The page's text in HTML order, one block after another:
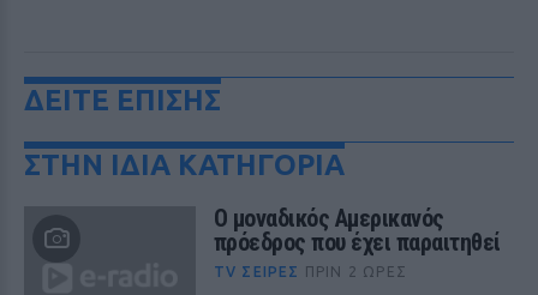
ΔΕΙΤΕ ΕΠΙΣΗΣ
ΣΤΗΝ ΙΔΙΑ ΚΑΤΗΓΟΡΙΑ
Ο μοναδικός Αμερικανός
πρόεδρος που έχει παραιτηθεί
TV ΣΕΙΡΈΣ ΠΡΙΝ 2 ΏΡΕΣ